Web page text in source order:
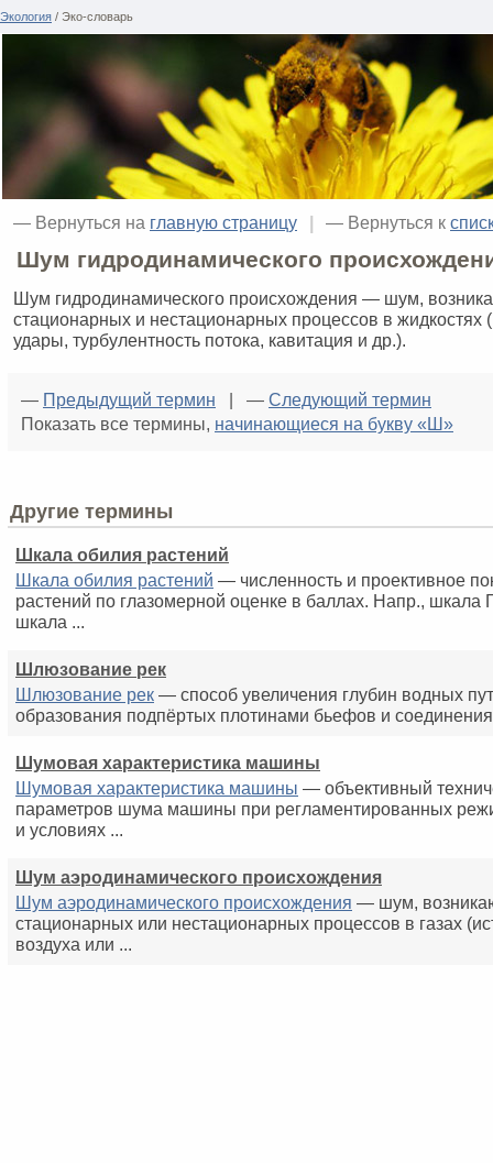
Экология / Эко-словарь
— Вернуться на главную страницу | — Вернуться к
Шум гидродинамического
Шум гидродинамического происхождения — шум,
стационарных и нестационарных процессов в жидкостях
удары, турбулентность потока, кавитация и др.).
— Предыдущий термин | — Следующий термин
Показать все термины, начинающиеся на букву «Ш»
Другие термины
Шкала обилия растений
Шкала обилия растений — численность и проективное
растений по глазомерной оценке в баллах. Напр., шкала
шкала ...
Шлюзование рек
Шлюзование рек — способ увеличения глубин водных
образования подпёртых плотинами бьефов и
Шумовая характеристика машины
Шумовая характеристика машины — объективный
параметров шума машины при регламентированных
и условиях ...
Шум аэродинамического происхождения
Шум аэродинамического происхождения — шум,
стационарных или нестационарных процессов в газах
воздуха или ...